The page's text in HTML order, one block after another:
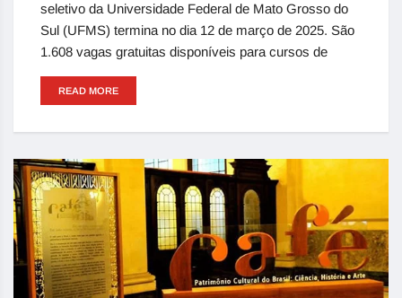
seletivo da Universidade Federal de Mato Grosso do
Sul (UFMS) termina no dia 12 de março de 2025. São
1.608 vagas gratuitas disponíveis para cursos de
READ MORE